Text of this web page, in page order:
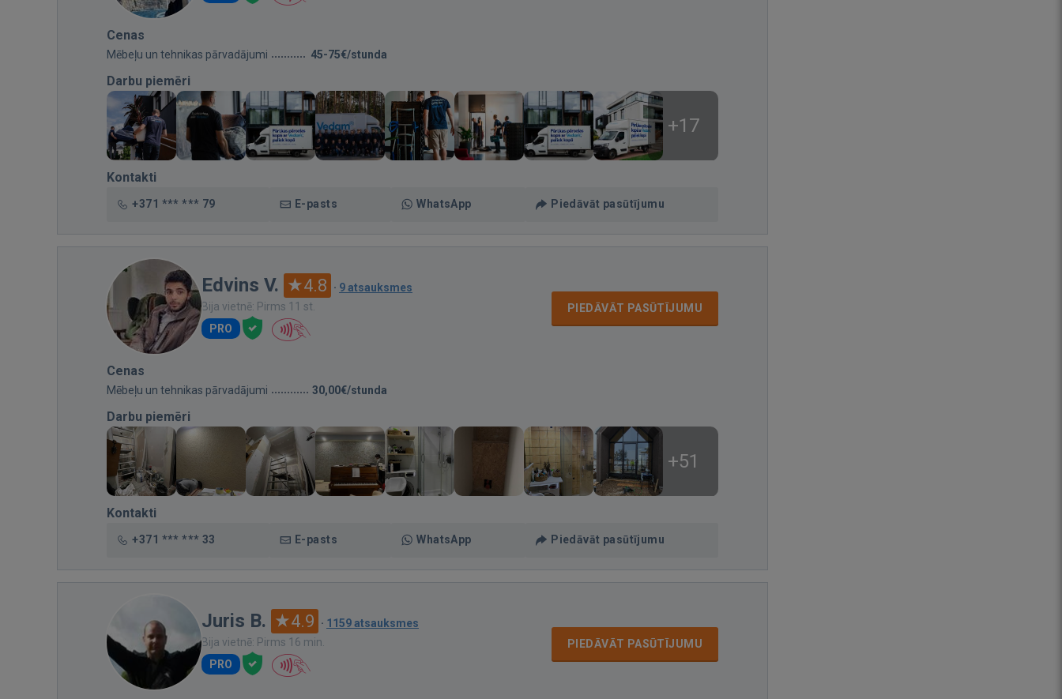
Cenas
Mēbeļu un tehnikas pārvadājumi 45-75€/stunda
Darbu piemēri
+17
Kontakti
+371 *** *** 79 E-pasts WhatsApp Piedāvāt pasūtījumu
Edvins V. 4.8 · 9 atsauksmes
Bija vietnē: Pirms 11 st.
PRO
PIEDĀVĀT PASŪTĪJUMU
Cenas
Mēbeļu un tehnikas pārvadājumi 30,00€/stunda
Darbu piemēri
+51
Kontakti
+371 *** *** 33 E-pasts WhatsApp Piedāvāt pasūtījumu
Juris B. 4.9 · 1159 atsauksmes
Bija vietnē: Pirms 16 min.
PRO
PIEDĀVĀT PASŪTĪJUMU